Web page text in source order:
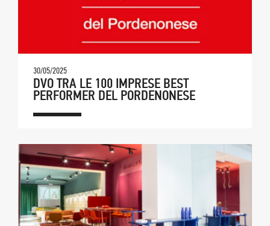
30/05/2025
DVO TRA LE 100 IMPRESE BEST
PERFORMER DEL PORDENONESE